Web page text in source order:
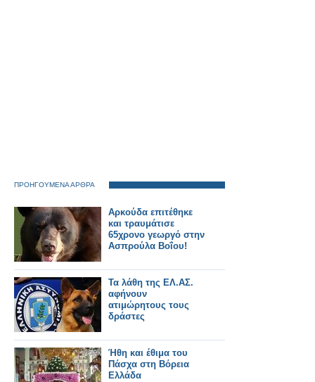
ΠΡΟΗΓΟΥΜΕΝΑ ΑΡΘΡΑ
Αρκούδα επιτέθηκε
και τραυμάτισε
65χρονο γεωργό στην
Ασπρούλα Βοΐου!
Τα λάθη της ΕΛ.ΑΣ.
αφήνουν
ατιμώρητους τους
δράστες
Ήθη και έθιμα του
Πάσχα στη Βόρεια
Ελλάδα